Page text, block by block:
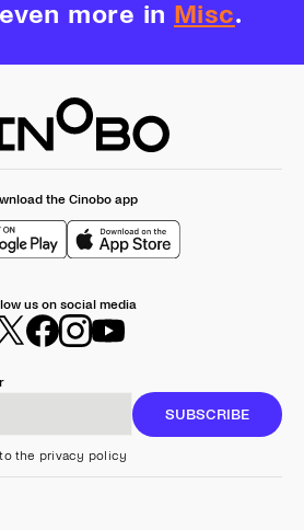
more in Misc.
the Cinobo app
us on social media
SUBSCRIBE
the privacy policy